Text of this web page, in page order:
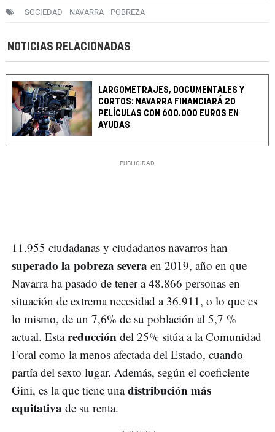
SOCIEDAD NAVARRA POBREZA
NOTICIAS RELACIONADAS
LARGOMETRAJES, DOCUMENTALES Y
CORTOS: NAVARRA FINANCIARÁ 20
PELÍCULAS CON 600.000 EUROS EN
AYUDAS
11.955 ciudadanas y ciudadanos navarros han
superado la pobreza severa en 2019, año en que
Navarra ha pasado de tener a 48.866 personas en
situación de extrema necesidad a 36.911, o lo que es
lo mismo, de un 7,6% de su población al 5,7 %
actual. Estareducción del 25% sitúa a la Comunidad
Foral como la menos afectada del Estado, cuando
partía del sexto lugar. Además, según el coeficiente
Gini, es la que tiene unadistribución más
equitativa de su renta.